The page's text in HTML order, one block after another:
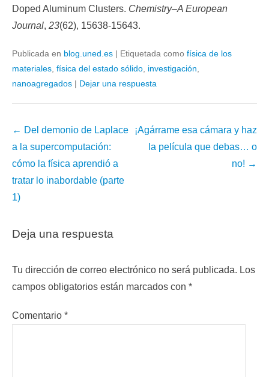
Doped Aluminum Clusters. Chemistry–A European
Journal, 23(62), 15638-15643.
Publicada en blog.uned.es | Etiquetada como física de los
materiales física del estado sólido investigación
nanoagregados | Dejar una respuesta
← Del demonio de Laplace
a la supercomputación:
cómo la física aprendió a
tratar lo inabordable (parte
1)
¡Agárrame esa cámara y haz
la película que debas… o
no! →
Deja una respuesta
Tu dirección de correo electrónico no será publicada. Los
campos obligatorios están marcados con *
Comentario *